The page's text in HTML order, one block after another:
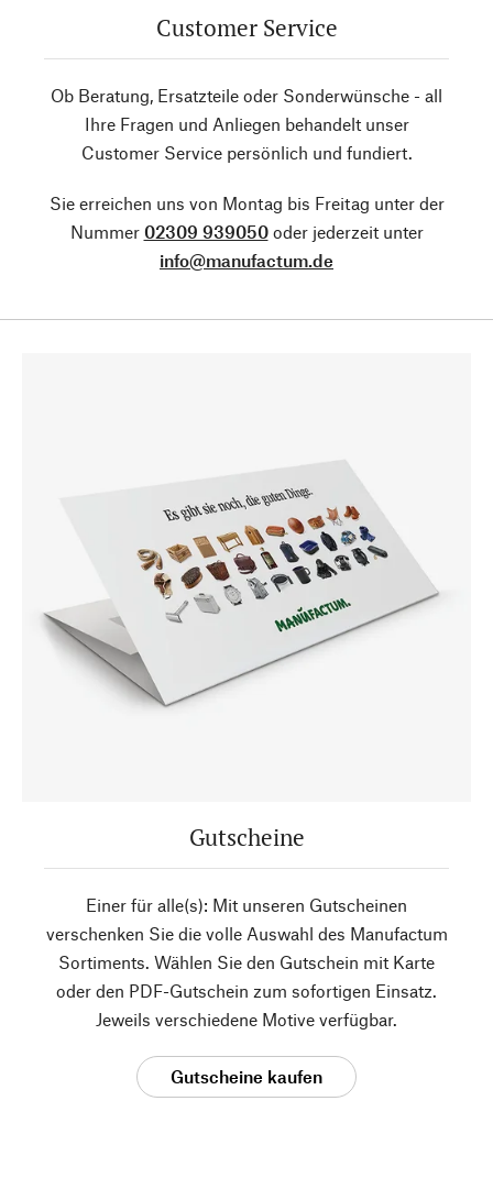
Customer Service
Ob Beratung, Ersatzteile oder Sonderwünsche - all
Ihre Fragen und Anliegen behandelt unser
Customer Service persönlich und fundiert.
Sie erreichen uns von Montag bis Freitag unter der
Nummer 02309 939050oder jederzeit unter
info@manufactum.de
Gutscheine
Einer für alle(s): Mit unseren Gutscheinen
verschenken Sie die volle Auswahl des Manufactum
Sortiments. Wählen Sie den Gutschein mit Karte
oder den PDF-Gutschein zum sofortigen Einsatz.
Jeweils verschiedene Motive verfügbar.
Gutscheine kaufen